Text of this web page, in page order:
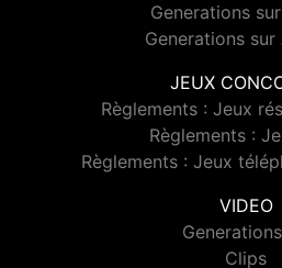
Generations
Generations
JEUX
Règlements : Jeux
Règlements :
Règlements : Jeux
VIDEO
Clips